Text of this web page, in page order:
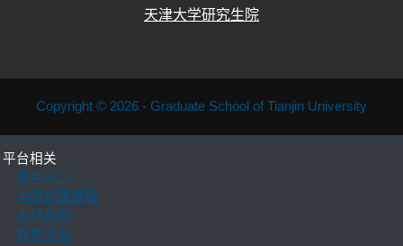
天津大学研究生院
Copyright © 2026 - Graduate School of Tianjin University
平台相关
使用入门
申请创建课程
支持帮助
教师手册